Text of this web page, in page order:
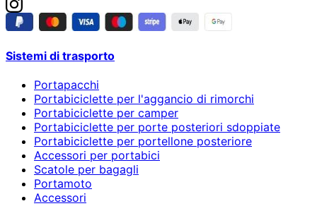
Sistemi di trasporto
Portapacchi
Portabiciclette per l'aggancio di rimorchi
Portabiciclette per camper
Portabiciclette per porte posteriori sdoppiate
Portabiciclette per portellone posteriore
Accessori per portabici
Scatole per bagagli
Portamoto
Accessori